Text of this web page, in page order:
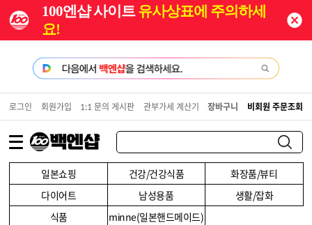
100엔샵 사이트유사상표에 주의하세
요!
일본쇼핑 건강/건강식품
화장품/뷰티
다이어트
남성용품
생활/잡화
식품
minne(일본핸드메이드)
로그인 회원가입 1:1 문의 게시판 관부가세 계산기 장바구니 비회원 주문조회